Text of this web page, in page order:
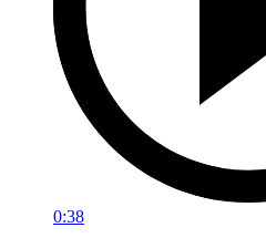
0:38